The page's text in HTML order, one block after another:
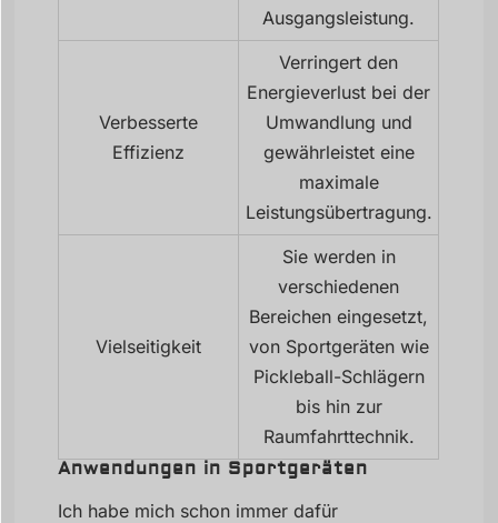
Ausgangsleistung.
Verbesserte
Effizienz
Verringert den
Energieverlust bei der
Umwandlung und
gewährleistet eine
maximale
Leistungsübertragung.
Vielseitigkeit
Sie werden in
verschiedenen
Bereichen eingesetzt,
von Sportgeräten wie
Pickleball-Schlägern
bis hin zur
Raumfahrttechnik.
Anwendungen in Sportgeräten
Ich habe mich schon immer dafür